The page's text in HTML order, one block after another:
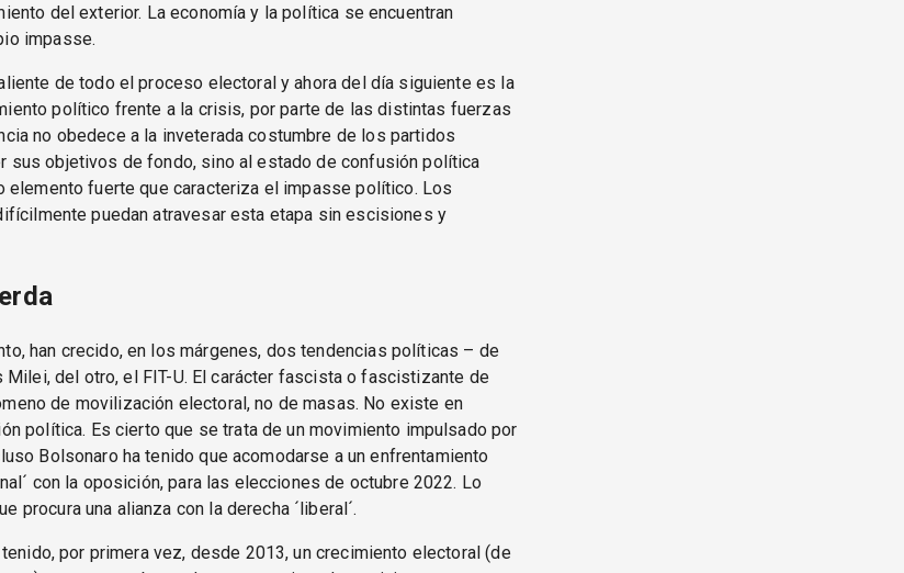
del exterior. La economía y la política se encuentran
impasse.
de todo el proceso electoral y ahora del día siguiente es la
político frente a la crisis, por parte de las distintas fuerzas
no obedece a la inveterada costumbre de los partidos
sus objetivos de fondo, sino al estado de confusión política
elemento fuerte que caracteriza el impasse político. Los
puedan atravesar esta etapa sin escisiones y
han crecido, en los márgenes, dos tendencias políticas – de
Milei, del otro, el FIT-U. El carácter fascista o fascistizante de
de movilización electoral, no de masas. No existe en
política. Es cierto que se trata de un movimiento impulsado por
Bolsonaro ha tenido que acomodarse a un enfrentamiento
con la oposición, para las elecciones de octubre 2022. Lo
procura una alianza con la derecha ´liberal´.
tenido, por primera vez, desde 2013, un crecimiento electoral (de